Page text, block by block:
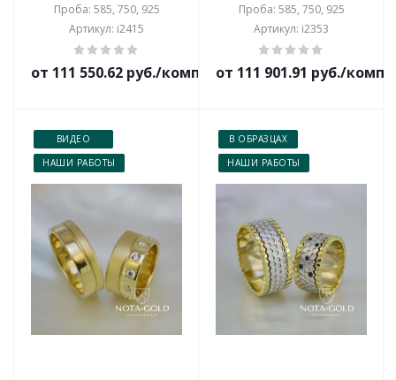
Проба: 585, 750, 925
Артикул: i2415
от 111 550.62 руб./комплект
Проба: 585, 750, 925
Артикул: i2353
от 111 901.91 руб./
ВИДЕО
НАШИ РАБОТЫ
В ОБРАЗЦАХ
НАШИ РАБОТЫ